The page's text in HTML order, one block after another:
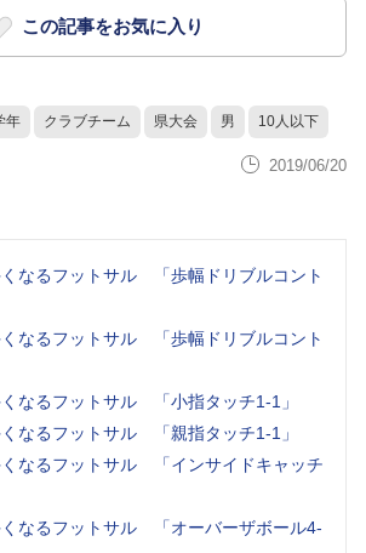
もできる。
際前傾姿勢になる。
傾姿勢は決して悪い訳ではなく、それより
、ボールの置き所「0ポジション」を身
最後にはシュートへ向かう実践的なもの
た後どうすれば良いのかわからず、すぐ
まれてボールを取られる。
くするには、相手のプレッシャーをか
する必要があります。ボールを持ちその
ーニングでやった、ゼロポジションにボ
この記事をお気に入り
年 クラブチーム 県大会 男 10人以下
2019/06/20
なるフットサル 「歩幅ドリブルコント
なるフットサル 「歩幅ドリブルコント
なるフットサル 「小指タッチ1-1」
なるフットサル 「親指タッチ1-1」
なるフットサル 「インサイドキャッチ
なるフットサル 「オーバーザボール4-